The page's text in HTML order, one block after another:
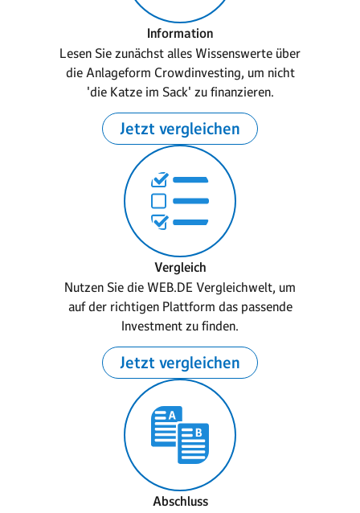
Information
Lesen Sie zunächst alles Wissenswerte über
die Anlageform Crowdinvesting, um nicht
'die Katze im Sack' zu finanzieren.
Jetzt vergleichen
Vergleich
Nutzen Sie die WEB.DE Vergleichwelt, um
auf der richtigen Plattform das passende
Investment zu finden.
Jetzt vergleichen
Abschluss